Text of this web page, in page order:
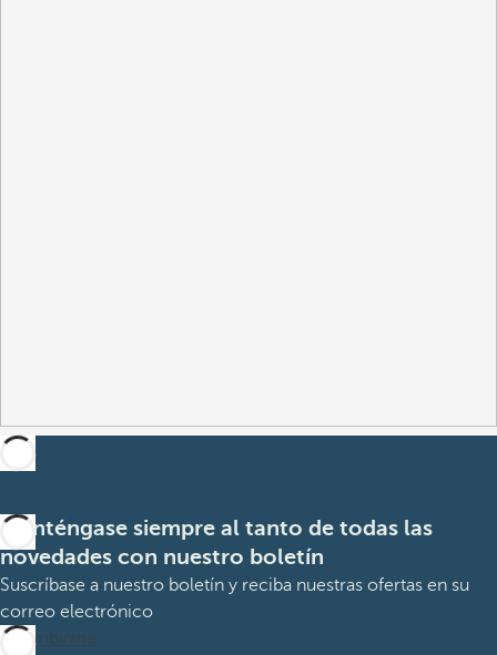
Manténgase siempre al tanto de todas las
novedades con nuestro boletín
Suscríbase a nuestro boletín y reciba nuestras ofertas en su
correo electrónico
Suscribirme